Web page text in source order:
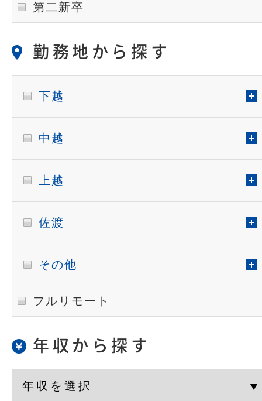
第二新卒
勤務地から探す
下越
中越
上越
佐渡
その他
フルリモート
年収から探す